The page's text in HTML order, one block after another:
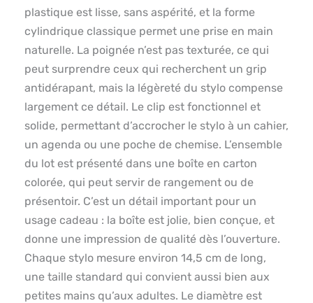
plastique est lisse, sans aspérité, et la forme
cylindrique classique permet une prise en main
naturelle. La poignée n’est pas texturée, ce qui
peut surprendre ceux qui recherchent un grip
antidérapant, mais la légèreté du stylo compense
largement ce détail. Le clip est fonctionnel et
solide, permettant d’accrocher le stylo à un cahier,
un agenda ou une poche de chemise. L’ensemble
du lot est présenté dans une boîte en carton
colorée, qui peut servir de rangement ou de
présentoir. C’est un détail important pour un
usage cadeau : la boîte est jolie, bien conçue, et
donne une impression de qualité dès l’ouverture.
Chaque stylo mesure environ 14,5 cm de long,
une taille standard qui convient aussi bien aux
petites mains qu’aux adultes. Le diamètre est